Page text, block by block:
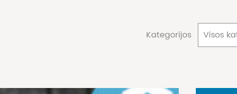
Kategorijos Visos